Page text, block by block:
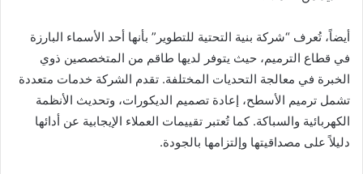
أيضاً، تُعرف “شركة بنية التحتية للتطوير” بأنها أحد الأسماء البارزة
في قطاع الترميم، حيث يتوفر لديها طاقم من المتخصصين ذوي
الخبرة في معالجة التحديات المختلفة. تقدم الشركة خدمات متعددة
تشمل ترميم الأسطح، إعادة تصميم الديكورات، وتحديث الأنظمة
الكهربائية والسباكة. كما تُعتبر تقييمات العملاء الإيجابية عن أدائها
دليلاً على مصداقيتها وإلتزامها بالجودة.